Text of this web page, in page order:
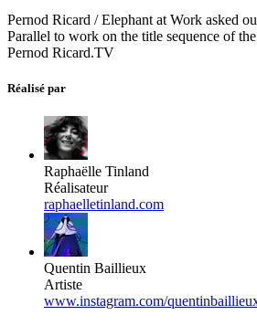
Pernod Ricard / Elephant at Work asked
Parallel to work on the title sequence of
Pernod Ricard.TV
Réalisé par
Raphaëlle Tinland
Réalisateur
raphaelletinland.com
Quentin Baillieux
Artiste
www.instagram.com/